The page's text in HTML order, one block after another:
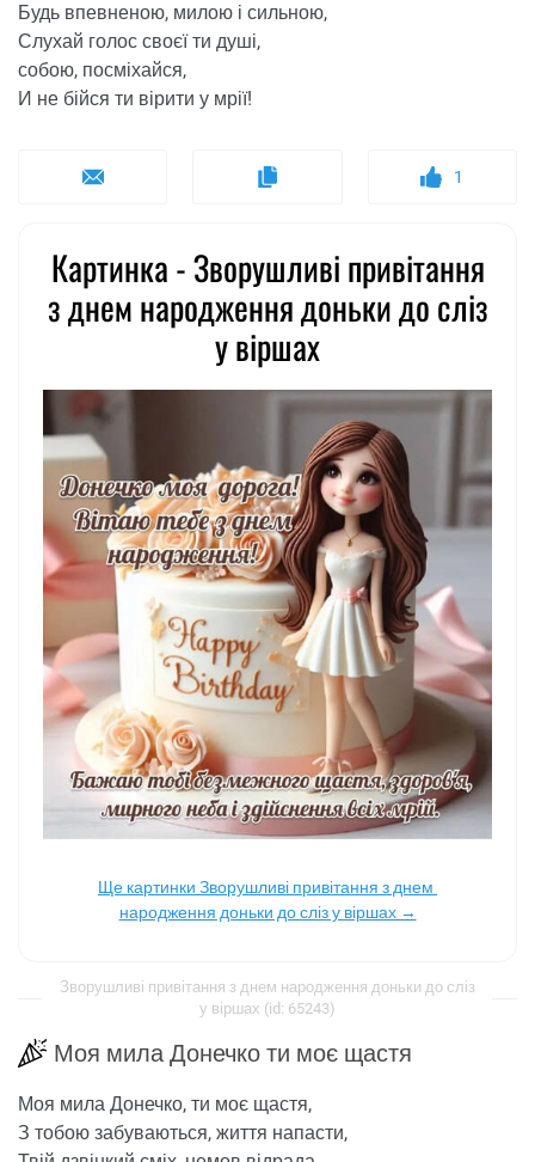
Будь впевненою, милою і сильною,
Слухай голос своєї ти душі,
собою, посміхайся,
И не бійся ти вірити у мрії!
1
Картинка - Зворушливі привітання
з днем ​​народження доньки до сліз
у віршах
Ще картинки Зворушливі привітання з днем ​​
народження доньки до сліз у віршах →
Зворушливі привітання з днем ​​народження доньки до сліз
у віршах (id: 65243)
Моя мила Донечко ти моє щастя
Моя мила Донечко, ти моє щастя,
З тобою забуваються, життя напасти,